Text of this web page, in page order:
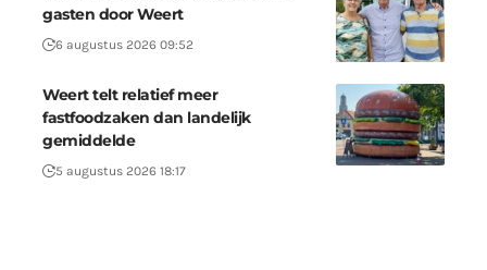
gasten door Weert
6 augustus 2026 09:52
Weert telt relatief meer
fastfoodzaken dan landelijk
gemiddelde
5 augustus 2026 18:17